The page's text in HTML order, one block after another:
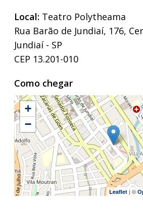
Local: Teatro Polytheama
Rua Barão de Jundiaí, 176,
Jundiaí - SP
CEP 13.201-010
Como chegar
+
−
Leaflet | ©